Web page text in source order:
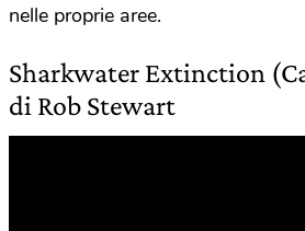
nelle proprie aree.
Sharkwater Extinction
di Rob Stewart